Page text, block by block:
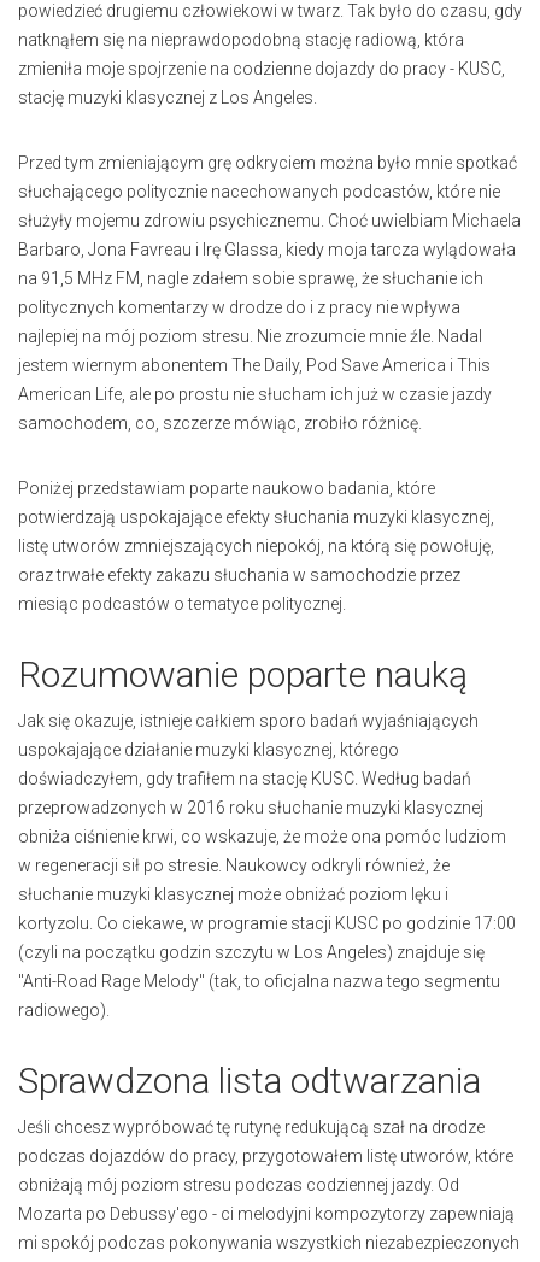
powiedzieć drugiemu człowiekowi w twarz. Tak było do czasu, gdy
natknąłem się na nieprawdopodobną stację radiową, która
zmieniła moje spojrzenie na codzienne dojazdy do pracy - KUSC,
stację muzyki klasycznej z Los Angeles.
Przed tym zmieniającym grę odkryciem można było mnie spotkać
słuchającego politycznie nacechowanych podcastów, które nie
służyły mojemu zdrowiu psychicznemu. Choć uwielbiam Michaela
Barbaro, Jona Favreau i Irę Glassa, kiedy moja tarcza wylądowała
na 91,5 MHz FM, nagle zdałem sobie sprawę, że słuchanie ich
politycznych komentarzy w drodze do i z pracy nie wpływa
najlepiej na mój poziom stresu. Nie zrozumcie mnie źle. Nadal
jestem wiernym abonentem The Daily, Pod Save America i This
American Life, ale po prostu nie słucham ich już w czasie jazdy
samochodem, co, szczerze mówiąc, zrobiło różnicę.
Poniżej przedstawiam poparte naukowo badania, które
potwierdzają uspokajające efekty słuchania muzyki klasycznej,
listę utworów zmniejszających niepokój, na którą się powołuję,
oraz trwałe efekty zakazu słuchania w samochodzie przez
miesiąc podcastów o tematyce politycznej.
Rozumowanie poparte nauką
Jak się okazuje, istnieje całkiem sporo badań wyjaśniających
uspokajające działanie muzyki klasycznej, którego
doświadczyłem, gdy trafiłem na stację KUSC. Według badań
przeprowadzonych w 2016 roku słuchanie muzyki klasycznej
obniża ciśnienie krwi, co wskazuje, że może ona pomóc ludziom
w regeneracji sił po stresie. Naukowcy odkryli również, że
słuchanie muzyki klasycznej może obniżać poziom lęku i
kortyzolu. Co ciekawe, w programie stacji KUSC po godzinie 17:00
(czyli na początku godzin szczytu w Los Angeles) znajduje się
"Anti-Road Rage Melody" (tak, to oficjalna nazwa tego segmentu
radiowego).
Sprawdzona lista odtwarzania
Jeśli chcesz wypróbować tę rutynę redukującą szał na drodze
podczas dojazdów do pracy, przygotowałem listę utworów, które
obniżają mój poziom stresu podczas codziennej jazdy. Od
Mozarta po Debussy'ego - ci melodyjni kompozytorzy zapewniają
mi spokój podczas pokonywania wszystkich niezabezpieczonych